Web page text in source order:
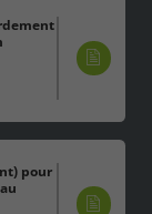
pour